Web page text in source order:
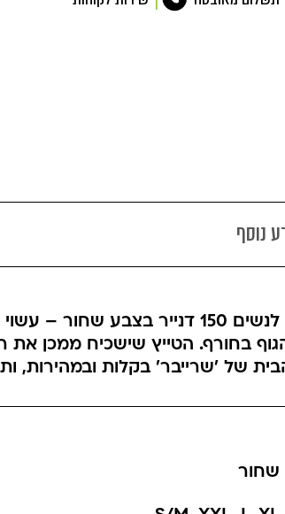
נוסף
הגוף בחורף. הטייץ שישכיח ממכן את
של 'שרייבר' בקלות ובמהירות,
שחור